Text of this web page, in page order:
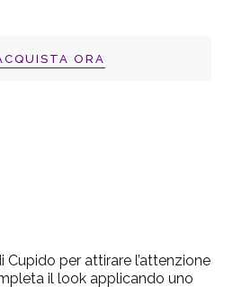
ORA
Cupido per attirare l’attenzione
il look applicando uno